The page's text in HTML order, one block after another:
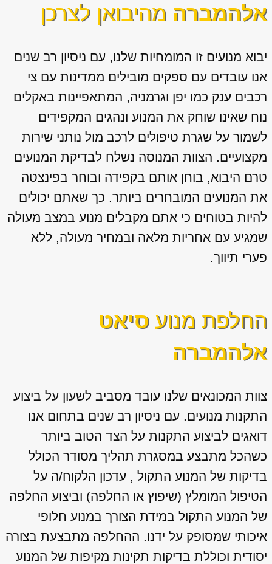
אלהמברה מהיבואן לצרכן
יבוא מנועים זו המומחיות שלנו, עם ניסיון רב שנים
אנו עובדים עם ספקים מובילים ממדינות עם צי
רכבים ענק כמו יפן וגרמניה, המתאפיינות באקלים
נוח שאינו שוחק את המנוע ונהגים המקפידים
לשמור על שגרת טיפולים לרכב מול נותני שירות
מקצועיים. הצוות המנוסה נשלח לבדיקת המנועים
טרם היבוא, בוחן אותם בקפידה ובוחר בפינצטה
את המנועים המובחרים ביותר. כך שאתם יכולים
להיות בטוחים כי אתם מקבלים מנוע במצב מעולה
שמגיע עם אחריות מלאה ובמחיר מעולה, ללא
פערי תיווך.
החלפת מנועסיאט
אלהמברה
צוות המכונאים שלנו עובד מסביב לשעון על ביצוע
התקנות מנועים. עם ניסיון רב שנים בתחום אנו
דואגים לביצוע התקנות על הצד הטוב ביותר
כשהכל מתבצע במסגרת תהליך מסודר הכולל
בדיקות של המנוע התקול , עדכון הלקוח/ה על
הטיפול המומלץ (שיפוץ או החלפה) וביצוע החלפה
של המנוע התקול במידת הצורך במנוע חלופי
איכותי שמסופק על ידנו. ההחלפה מתבצעת בצורה
יסודית וכוללת בדיקות תקינות מקיפות של המנוע